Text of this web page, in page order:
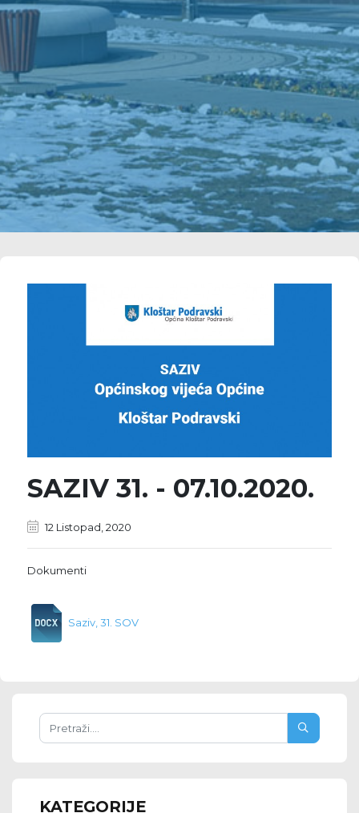
SAZIV 31. - 07.10.2020.
12 Listopad, 2020
Dokumenti
Saziv, 31. SOV
KATEGORIJE